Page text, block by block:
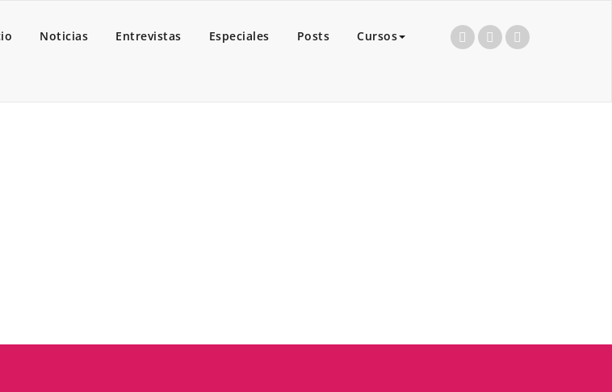
Noticias Entrevistas Especiales Posts Cursos